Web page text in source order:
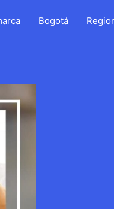
Bogotá